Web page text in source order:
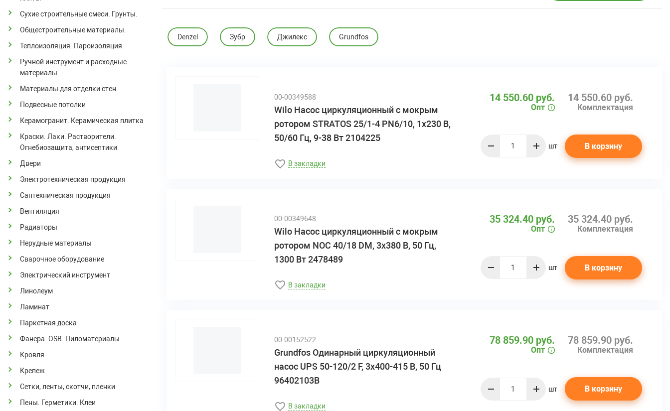
Сухие строительные смеси. Грунты.
Общестроительные материалы.
Теплоизоляция. Пароизоляция
Ручной инструмент и расходные
материалы
Материалы для отделки стен
Подвесные потолки
Керамогранит. Керамическая плитка
Краски. Лаки. Растворители.
Огнебиозащита, антисептики
Двери
Электротехническая продукция
Сантехническая продукция
Вентиляция
Радиаторы
Нерудные материалы
Сварочное оборудование
Электрический инструмент
Линолеум
Ламинат
Паркетная доска
Фанера. OSB. Пиломатериалы
Кровля
Крепеж
Сетки, ленты, скотчи, пленки
Пены. Герметики. Клеи
Denzel Зубр Джилекс Grundfos
00-00349588
Wilo Насос циркуляционный с мокрым
ротором STRATOS 25/1-4 PN6/10, 1х230 В,
50/60 Гц, 9-38 Вт 2104225
В закладки
14 550.60 руб.
Комплектация
14 550.60 руб.
Опт
шт В корзину
00-00349648
Wilo Насос циркуляционный с мокрым
ротором NOC 40/18 DM, 3х380 В, 50 Гц,
1300 Вт 2478489
В закладки
35 324.40 руб.
Комплектация
35 324.40 руб.
Опт
шт В корзину
00-00152522
Grundfos Одинарный циркуляционный
насос UPS 50-120/2 F, 3x400-415 В, 50 Гц
96402103B
В закладки
78 859.90 руб.
Комплектация
78 859.90 руб.
Опт
шт В корзину